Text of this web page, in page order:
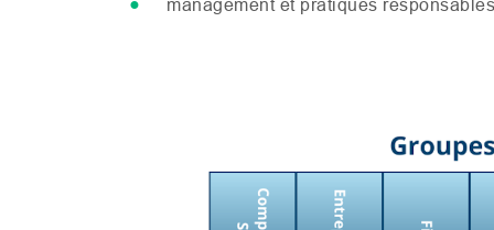
management et pratiques